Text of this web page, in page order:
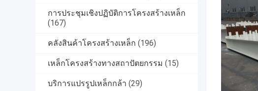
การประชุมเชิงปฏิบัติการโครงสร้างเหล็ก
(167)
คลังสินค้าโครงสร้างเหล็ก (196)
เหล็กโครงสร้างทางสถาปัตยกรรม (15)
บริการแปรรูปเหล็กกล้า (29)